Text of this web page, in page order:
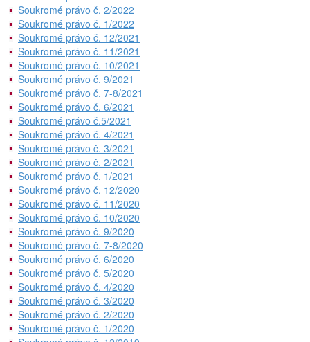
Soukromé právo č. 2/2022
Soukromé právo č. 1/2022
Soukromé právo č. 12/2021
Soukromé právo č. 11/2021
Soukromé právo č. 10/2021
Soukromé právo č. 9/2021
Soukromé právo č. 7-8/2021
Soukromé právo č. 6/2021
Soukromé právo č.5/2021
Soukromé právo č. 4/2021
Soukromé právo č. 3/2021
Soukromé právo č. 2/2021
Soukromé právo č. 1/2021
Soukromé právo č. 12/2020
Soukromé právo č. 11/2020
Soukromé právo č. 10/2020
Soukromé právo č. 9/2020
Soukromé právo č. 7-8/2020
Soukromé právo č. 6/2020
Soukromé právo č. 5/2020
Soukromé právo č. 4/2020
Soukromé právo č. 3/2020
Soukromé právo č. 2/2020
Soukromé právo č. 1/2020